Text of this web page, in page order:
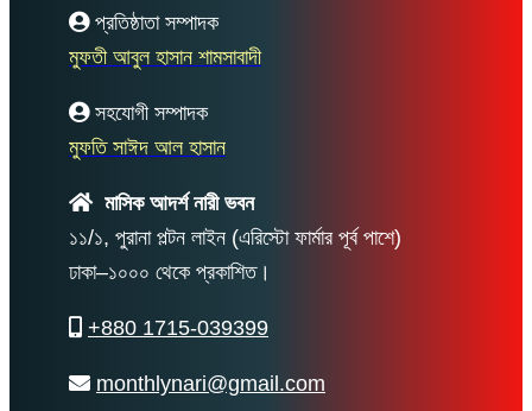
প্রতিষ্ঠাতা সম্পাদক
মুফতী আবুল হাসান শামসাবাদী
সহযোগী সম্পাদক
মুফতি সাঈদ আল হাসান
মাসিক আদর্শ নারী ভবন
১১/১, পুরানা পল্টন লাইন (এরিস্টো ফার্মার পূর্ব পাশে)
ঢাকা–১০০০ থেকে প্রকাশিত।
+880 1715-039399
monthlynari@gmail.com